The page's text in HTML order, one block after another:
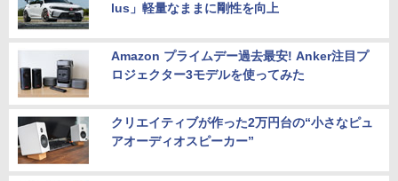
lus」軽量なままに剛性を向上
Amazon プライムデー過去最安! Anker注目プ
ロジェクター3モデルを使ってみた
クリエイティブが作った2万円台の“小さなピュ
アオーディオスピーカー”